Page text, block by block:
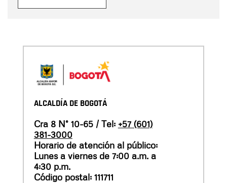
ALCALDÍA DE BOGOTÁ
Cra 8 N° 10-65 / Tel: +57 (601)
381-3000
Horario de atención al público:
Lunes a viernes de 7:00 a.m. a
4:30 p.m.
Código postal: 111711